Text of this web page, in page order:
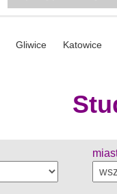
Gliwice Katowice